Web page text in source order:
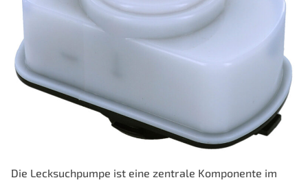
Die Lecksuchpumpe ist eine zentrale Komponente im